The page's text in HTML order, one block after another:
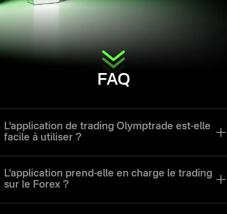
FAQ
L'application de trading Olymptrade est-elle
facile à utiliser ?
tous niveaux de naviguer facilement dans l'interface et d'utiliser tous
les outils.
L'application prend-elle en charge le trading
sur le Forex ?